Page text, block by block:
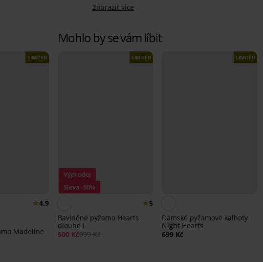
Zobrazit více
Mohlo by se vám líbit
LIMITED
4,9
Madeline
Výprodej
Sleva -50%
LIMITED
5
Bavlněné pyžamo Hearts
dlouhé I
500 Kč999 Kč
LIMITED
Dámské pyžamové kalhoty
Night Hearts
699 Kč